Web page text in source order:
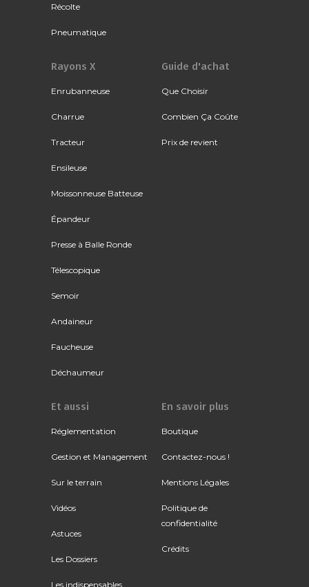
Récolte
Pneumatique
Rayons X
Enrubanneuse
Charrue
Tracteur
Ensileuse
Moissonneuse Batteuse
Épandeur
Presse à Balle Ronde
Télescopique
Semoir
Andaineur
Faucheuse
Déchaumeur
Guide d'achat
Que Choisir
Combien Ça Coûte
Prix de revient
Et aussi
Réglementation
Gestion et Management
Sur le terrain
Vidéos
Astuces
Les Dossiers
Les indispensables
En savoir plus
Boutique
Contactez-nous !
Mentions Légales
Politique de
confidentialité
Crédits